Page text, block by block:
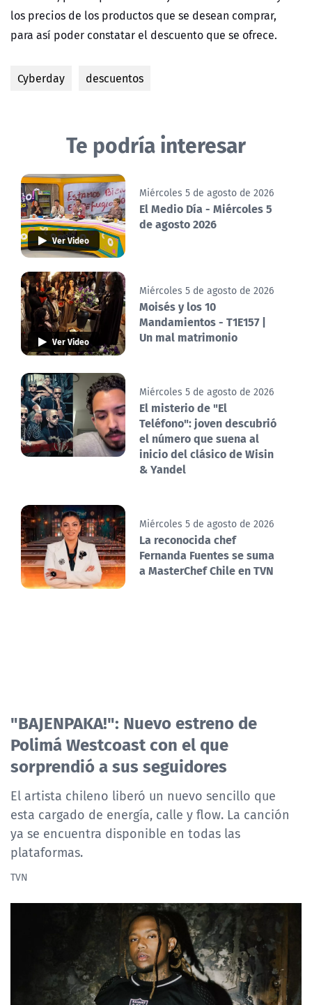
los precios de los productos que se desean comprar,
para así poder constatar el descuento que se ofrece.
Cyberday descuentos
Te podría interesar
Ver Video
Miércoles 5 de agosto de 2026
El Medio Día - Miércoles 5
de agosto 2026
Ver Video
Miércoles 5 de agosto de 2026
Moisés y los 10
Mandamientos - T1E157 |
Un mal matrimonio
Miércoles 5 de agosto de 2026
El misterio de "El
Teléfono": joven descubrió
el número que suena al
inicio del clásico de Wisin
& Yandel
Miércoles 5 de agosto de 2026
La reconocida chef
Fernanda Fuentes se suma
a MasterChef Chile en TVN
"BAJENPAKA!": Nuevo estreno de
Polimá Westcoast con el que
sorprendió a sus seguidores
El artista chileno liberó un nuevo sencillo que
esta cargado de energía, calle y flow. La canción
ya se encuentra disponible en todas las
plataformas.
TVN